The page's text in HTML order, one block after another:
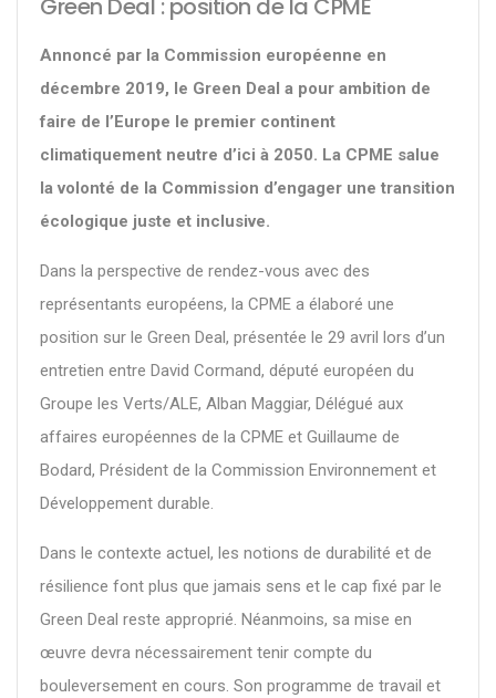
Green Deal : position de la CPME
Annoncé par la Commission européenne en
décembre 2019, le Green Deal a pour ambition de
faire de l’Europe le premier continent
climatiquement neutre d’ici à 2050. La CPME salue
la volonté de la Commission d’engager une transition
écologique juste et inclusive.
Dans la perspective de rendez-vous avec des
représentants européens, la CPME a élaboré une
position sur le Green Deal, présentée le 29 avril lors d’un
entretien entre David Cormand, député européen du
Groupe les Verts/ALE, Alban Maggiar, Délégué aux
affaires européennes de la CPME et Guillaume de
Bodard, Président de la Commission Environnement et
Développement durable.
Dans le contexte actuel, les notions de durabilité et de
résilience font plus que jamais sens et le cap fixé par le
Green Deal reste approprié. Néanmoins, sa mise en
œuvre devra nécessairement tenir compte du
bouleversement en cours. Son programme de travail et